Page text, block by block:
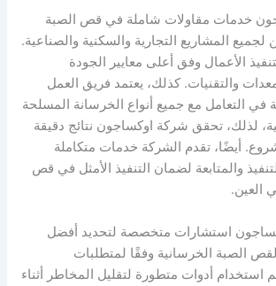
خدمات مقاولات شاملة في قص الصبة
لجميع المشاريع التجارية والسكنية والصناعية.
الأعمال وفق أعلى معايير الجودة
والتقنيات. كذلك، يعتمد فريق العمل
في التعامل مع جميع أنواع الخرسانة المسلحة
لذلك، تحقق شركة اوكساجون نتائج دقيقة
أيضًا، تقدم الشركة خدمات متكاملة
والمتابعة لضمان التنفيذ الأمثل في قص
العين.
استشارات متخصصة لتحديد أفضل
الصبة الخرسانية وفقًا لمتطلبات
استخدام أدوات متطورة لتقليل المخاطر أثناء